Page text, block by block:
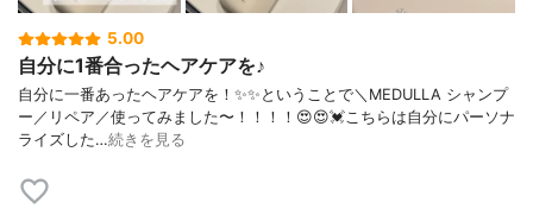
5.00
自分に1番合ったヘアケアを♪
自分に一番あったヘアケアを！✨✨ ということで ＼MEDULLA シャンプ
ー／リペア／ 使ってみました〜！！！！😍😍💓 こちらは自分にパーソナ
ライズした…続きを見る